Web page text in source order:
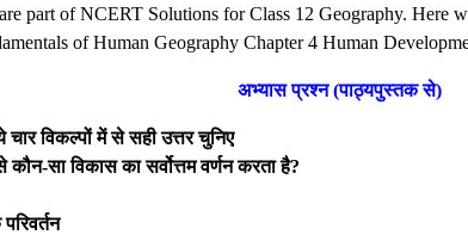
part of NCERT Solutions for Class 12 Geography. Here
of Human Geography Chapter 4 Human
अभ्यास प्रश्न (पाठ्यपुस्तक से)
चार विकल्पों में से सही उत्तर चुनिए
सा विकास का सर्वोत्तम वर्णन करता है?